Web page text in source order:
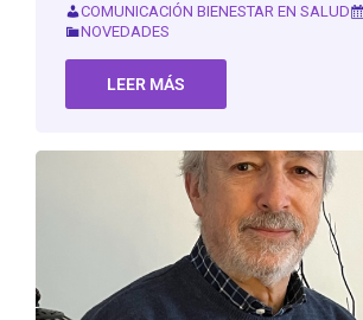
COMUNICACIÓN BIENESTAR EN SALUD
NOVEDADES
LEER MÁS